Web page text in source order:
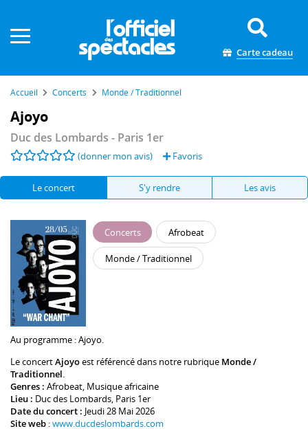
Carte cadeau
Accueil Concerts Monde / Traditionnel
Ajoyo
Duc des Lombards - Paris 1er
(donner mon avis) Favoris
Le concert S'y rendre Les avis
Concerts Afrobeat
Monde / Traditionnel
Au programme :Ajoyo.
Le concertAjoyoest référencé dans notre rubrique Monde /
Traditionnel.
Genres : Afrobeat, Musique africaine
Lieu : Duc des Lombards, Paris 1er
Date du concert : Jeudi 28 Mai 2026
Site web :www.ducdeslombards.com